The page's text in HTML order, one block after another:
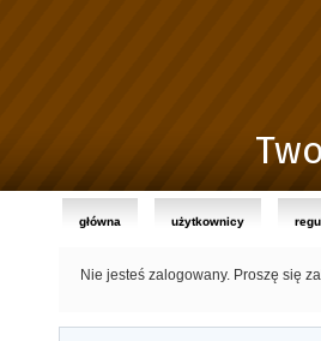
główna użytkownicy
Nie jesteś zalogowany. Proszę się